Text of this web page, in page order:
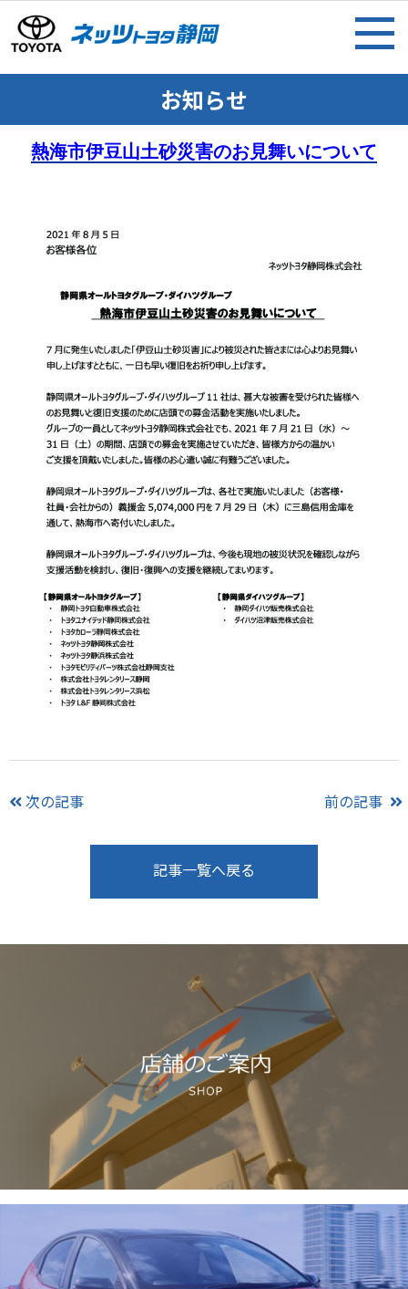
お知らせ
熱海市伊豆山土砂災害のお見舞いについて
次の記事 前の記事
記事一覧へ戻る